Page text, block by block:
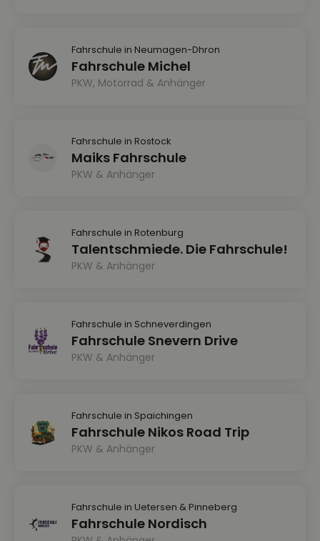
Fahrschule in Neumagen-Dhron
Fahrschule Michel
PKW, Motorrad & Anhänger
Fahrschule in Rostock
Maiks Fahrschule
PKW & Anhänger
Fahrschule in Rotenburg
Talentschmiede. Die Fahrschule!
PKW & Anhänger
Fahrschule in Schneverdingen
Fahrschule Snevern Drive
PKW & Anhänger
Fahrschule in Spaichingen
Fahrschule Nikos Road Trip
PKW & Anhänger
Fahrschule in Uetersen & Pinneberg
Fahrschule Nordisch